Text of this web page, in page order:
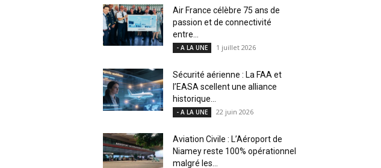
Air France célèbre 75 ans de
passion et de connectivité
entre...
- A LA UNE 1 juillet 2026
Sécurité aérienne : La FAA et
l’EASA scellent une alliance
historique...
- A LA UNE 22 juin 2026
Aviation Civile : L’Aéroport de
Niamey reste 100% opérationnel
malgré les...